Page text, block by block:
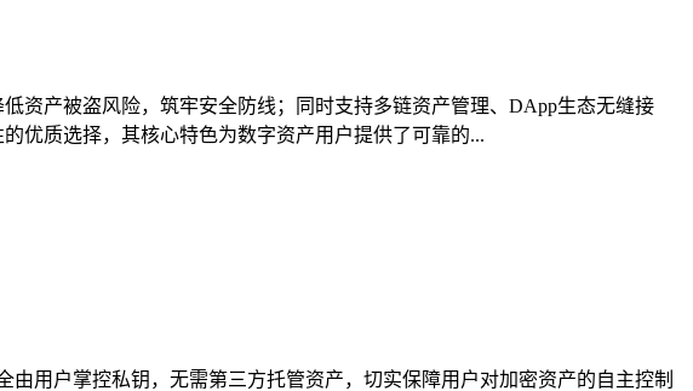
资产被盗风险，筑牢安全防线；同时支持多链资产管理、DApp生态无缝接
优质选择，其核心特色为数字资产用户提供了可靠的...
用户掌控私钥，无需第三方托管资产，切实保障用户对加密资产的自主控制